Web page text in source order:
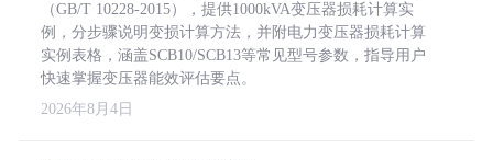
（GB/T 10228-2015），提供1000kVA变压器损耗计算实
例，分步骤说明变损计算方法，并附电力变压器损耗计算
实例表格，涵盖SCB10/SCB13等常见型号参数，指导用户
快速掌握变压器能效评估要点。
2026年8月4日